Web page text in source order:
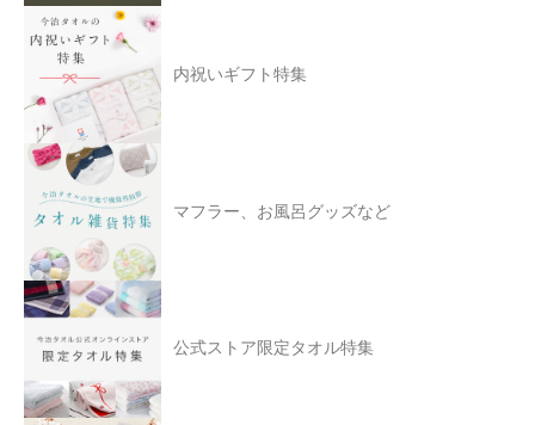
内祝いギフト特集
マフラー、お風呂グッズなど
公式ストア限定タオル特集